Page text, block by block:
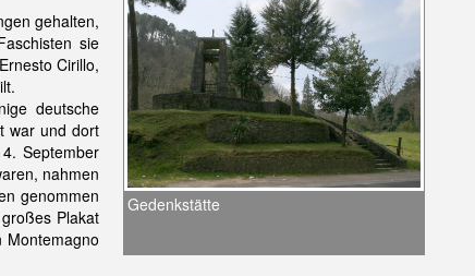
Gedenkstätte
gehalten,
sie
Cirillo,
deutsche
war und dort
September
nahmen
genommen
Plakat